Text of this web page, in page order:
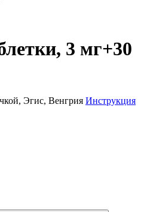
3 мг+30
Эгис, Венгрия Инструкция